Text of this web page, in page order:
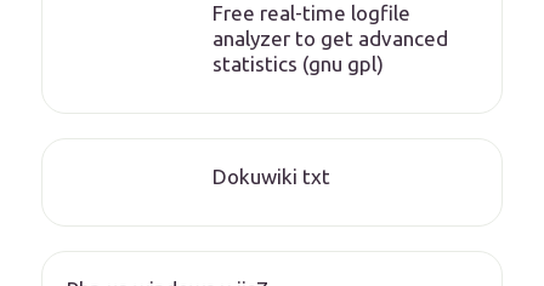
Free real-time logfile
analyzer to get advanced
statistics (gnu gpl)
Dokuwiki txt